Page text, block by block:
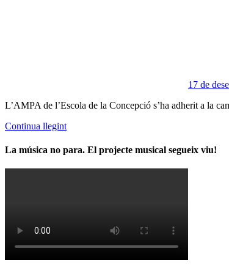
17 de
L’AMPA de l’Escola de la Concepció s’ha adherit a la
Continua llegint
La música no para. El projecte musical segueix viu!